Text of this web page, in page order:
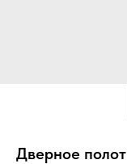
Дверное